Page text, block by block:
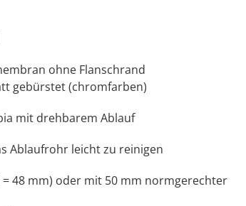
ohne Flanschrand
gebürstet (chromfarben)
mit drehbarem Ablauf
Ablaufrohr leicht zu reinigen
= 48 mm) oder mit 50 mm normgerechter